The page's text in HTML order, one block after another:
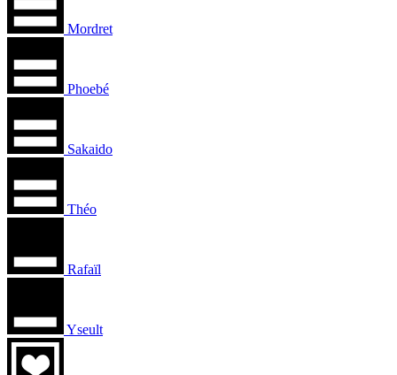
Mordret
Phoebé
Sakaido
Théo
Rafaïl
Yseult